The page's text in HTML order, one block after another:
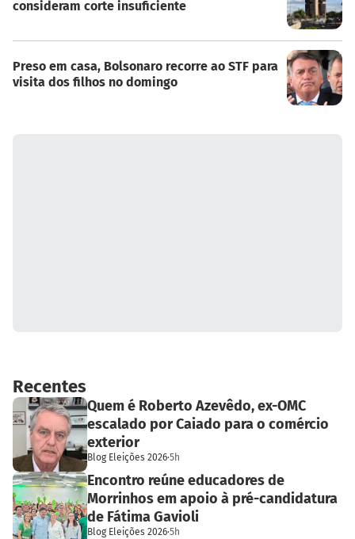
consideram corte insuficiente
Preso em casa, Bolsonaro recorre ao STF para
visita dos filhos no domingo
Recentes
Quem é Roberto Azevêdo, ex-OMC
escalado por Caiado para o comércio
exterior
Blog Eleições 2026·5h
Encontro reúne educadores de
Morrinhos em apoio à pré-candidatura
de Fátima Gavioli
Blog Eleições 2026·5h